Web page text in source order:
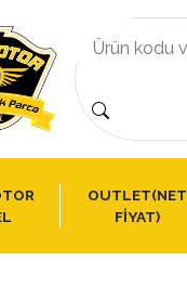
OUTLET(NET
FİYAT)